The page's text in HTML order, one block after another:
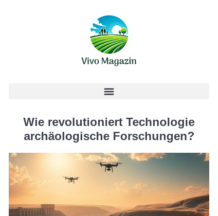
Wie revolutioniert Technologie
archäologische Forschungen?